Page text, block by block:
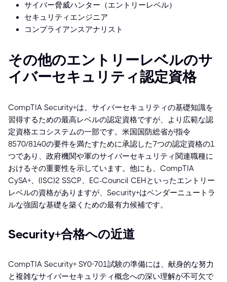
サイバー脅威ハンター（エントリーレベル）
セキュリティエンジニア
コンプライアンスアナリスト
その他のエントリーレベルのサ
イバーセキュリティ認定資格
CompTIA Security+は、サイバーセキュリティの基礎知識を
習得するための最高レベルの認定資格ですが、より広範な認
定資格エコシステムの一部です。米国国防総省が指令
8570/8140の要件を満たすために承認した7つの認定資格の1
つであり、政府機関や軍のサイバーセキュリティ関連職種に
おけるその重要性を示しています。他にも、CompTIA
CySA+、(ISC)² SSCP、EC-Council CEHといったエントリー
レベルの資格がありますが、Security+はベンダーニュートラ
ルな強固な基礎を築くための最有力候補です。
Security+合格への近道
CompTIA Security+ SY0-701試験の準備には、献身的な努力
と複雑なサイバーセキュリティ概念への深い理解が不可欠で